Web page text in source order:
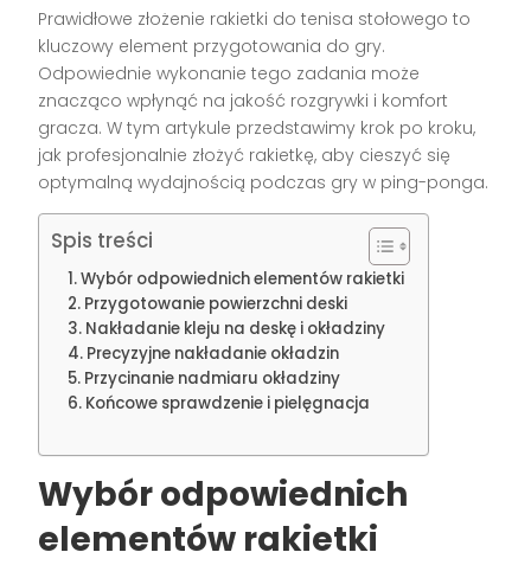
Prawidłowe złożenie rakietki do tenisa stołowego to
kluczowy element przygotowania do gry.
Odpowiednie wykonanie tego zadania może
znacząco wpłynąć na jakość rozgrywki i komfort
gracza. W tym artykule przedstawimy krok po kroku,
jak profesjonalnie złożyć rakietkę, aby cieszyć się
optymalną wydajnością podczas gry w ping-ponga.
Spis treści
Wybór odpowiednich elementów rakietki
Przygotowanie powierzchni deski
Nakładanie kleju na deskę i okładziny
Precyzyjne nakładanie okładzin
Przycinanie nadmiaru okładziny
Końcowe sprawdzenie i pielęgnacja
Wybór odpowiednich
elementów rakietki